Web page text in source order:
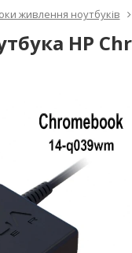
живлення ноутбуків
HP